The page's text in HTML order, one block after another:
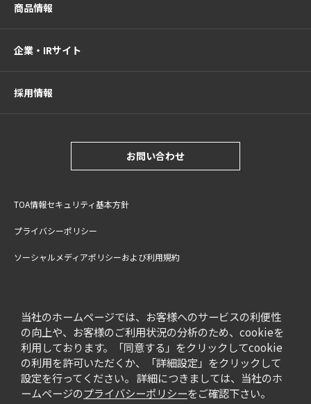
当社のホームページでは、お客様へのサービスの利便性
の向上や、お客様のご利用状況の分析のため、cookieを
利用しております。「同意する」をクリックしてcookie
の利用を許可いただくか、「詳細設定」をクリックして
設定を行ってください。 詳細につきましては、当社のホ
ームページのプライバシーポリシーをご確認下さい。
商品情報
企業・IRサイト
採用情報
お問い合わせ
TOA情報セキュリティ基本方針
プライバシーポリシー
ソーシャルメディアポリシーおよび利用規約
特定商取引法に基づく表記